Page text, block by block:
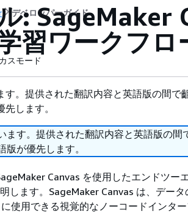
デベロッパーガイド
: SageMaker
習ワークフロ
スモード
。提供された翻訳内容と英語版の間で
します。
す。提供された翻訳内容と英語版の間
が優先します。
Canvas を使用したエンドツー
します。SageMaker Canvas は、デー
使用できる視覚的なノーコードインタ